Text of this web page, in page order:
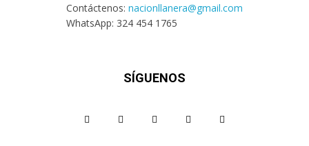
Contáctenos: nacionllanera@gmail.com
WhatsApp: 324 454 1765
SÍGUENOS